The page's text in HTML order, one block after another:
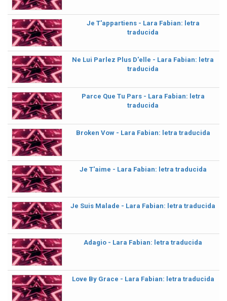
Je T'appartiens - Lara Fabian: letra
traducida
Ne Lui Parlez Plus D'elle - Lara Fabian: letra
traducida
Parce Que Tu Pars - Lara Fabian: letra
traducida
Broken Vow - Lara Fabian: letra traducida
Je T'aime - Lara Fabian: letra traducida
Je Suis Malade - Lara Fabian: letra traducida
Adagio - Lara Fabian: letra traducida
Love By Grace - Lara Fabian: letra traducida